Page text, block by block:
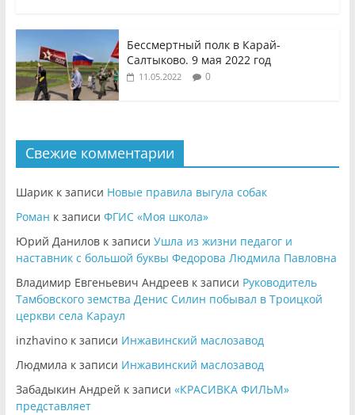
Бессмертный полк в Карай-
Салтыково. 9 мая 2022 год
11.05.2022 0
Свежие комментарии
Шарикк записи Новые правила выгула собак
Роман к записи ФГИС «Моя школа»
Юрий Даниловк записи Ушла из жизни педагог и
наставник с большой буквы Федорова Людмила Павловна
Владимир Евгеньевич Андреевк записи Руководитель
Тамбовского земства Денис Силин побывал в Троицкой
церкви села Караул
inzhavinoк записи Инжавинский маслозавод
Людмила к записи Инжавинский маслозавод
Забадыкин Андрей к записи «КРАСИВКА ФИЛЬМ»
представляет